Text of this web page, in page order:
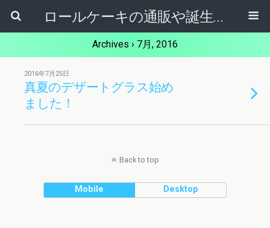
ロールケーキの通販や誕生日ケーキ【ケーキ屋健ちゃん】東大阪市
Archives › 7月, 2016
2016年7月25日
真夏のデザートグラス始め
ました！
Back to top
Mobile Desktop